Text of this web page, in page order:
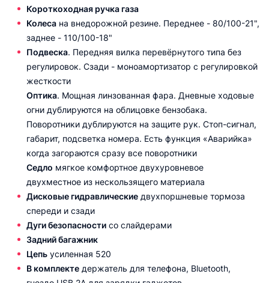
Короткоходная ручка газа
Колеса на внедорожной резине. Переднее - 80/100-21",
заднее - 110/100-18"
Подвеска. Передняя вилка перевёрнутого типа без
регулировок. Сзади - моноамортизатор с регулировкой
жесткости
Оптика. Мощная линзованная фара. Дневные ходовые
огни дублируются на облицовке бензобака.
Поворотники дублируются на защите рук. Стоп-сигнал,
габарит, подсветка номера. Есть функция «Аварийка»
когда загораются сразу все поворотники
Седло мягкое комфортное двухуровневое
двухместное из нескользящего материала
Дисковые гидравлические двухпоршневые тормоза
спереди и сзади
Дуги безопасности со слайдерами
Задний багажник
Цепь усиленная 520
В комплекте держатель для телефона, Bluetooth,